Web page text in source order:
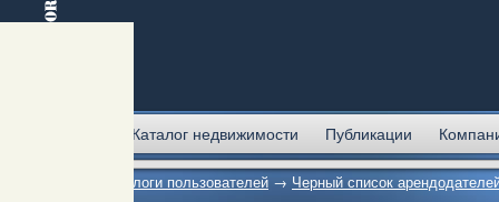
Каталог недвижимости Публикации
Блоги пользователей → Черный список